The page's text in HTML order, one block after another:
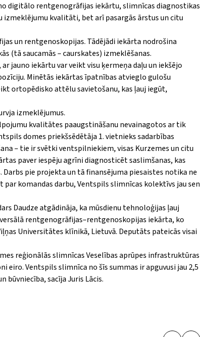
digitālo rentgenogrāfijas iekārtu, slimnīcas diagnostikas
izmeklējumu kvalitāti, bet arī pasargās ārstus un citu
un rent­genoskopijas. Tādējādi iekārta nodrošina
(tā saucamās – caurskates) izmeklēšanas.
iekārtu var veikt visu ķermeņa daļu un iekšējo
Minētās iekārtas īpatnības atvieglo gulošu
ortopēdisko attēlu savietošanu, kas ļauj iegūt,
izmeklējumus.
kvalitātes paaugstināšanu nevainagotos ar tik
domes priekšsēdētāja 1. vietnieks sadarbības
– tie ir svētki ventspilniekiem, visas Kurzemes un citu
paver iespēju agrīni diagnosticēt saslimšanas, kas
pie projekta un tā finansējuma piesaistes notika ne
komandas darbu, Ventspils slimnīcas ko­lektīvs jau sen
Daudze atgādināja, ka mūsdienu tehnoloģijas ļauj
rentgenogrāfijas–rentgenoskopijas iekārta, ko
Universitātes klīnikā, Lietuvā. Deputāts pateicās visai
reģionālās slimnīcas Veselības aprūpes infrastruktūras
Ventspils slimnīca no šīs summas ir apguvusi jau 2,5
būvniecība, sacīja Juris Lācis.